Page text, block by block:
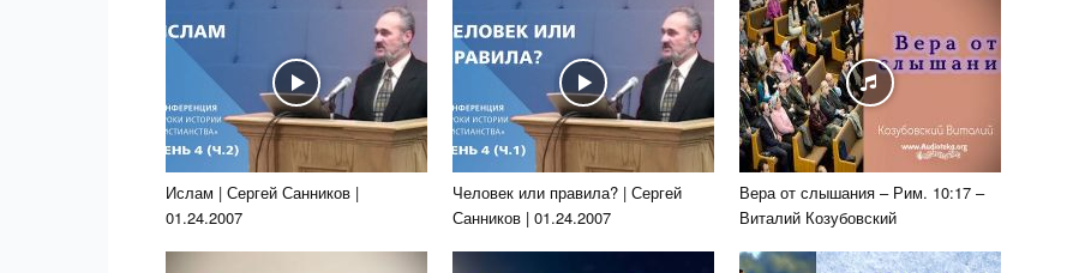
Ислам | Сергей Санников |
01.24.2007
Человек или правила? | Сергей
Санников | 01.24.2007
Вера от слышания – Рим. 10:17 –
Виталий Козубовский